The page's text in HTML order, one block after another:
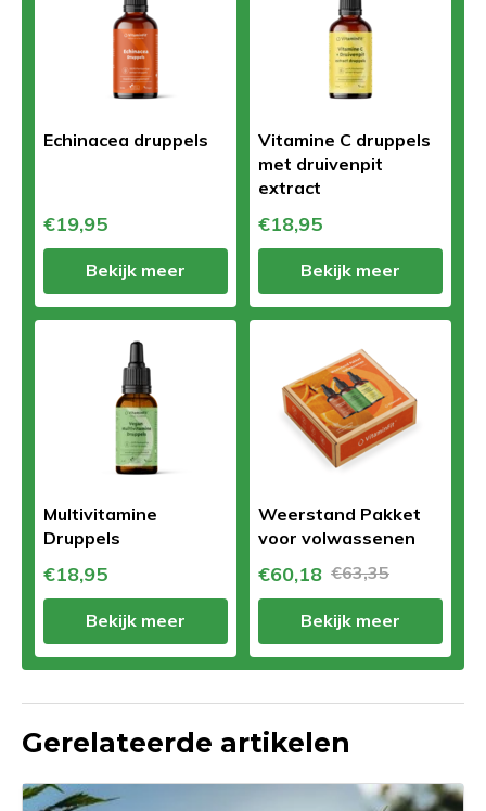
Echinacea druppels
€19,95
Bekijk meer
Vitamine C druppels
met druivenpit
extract
€18,95
Bekijk meer
Multivitamine
Druppels
€18,95
Bekijk meer
Weerstand Pakket
voor volwassenen
€60,18 €63,35
Bekijk meer
Gerelateerde artikelen